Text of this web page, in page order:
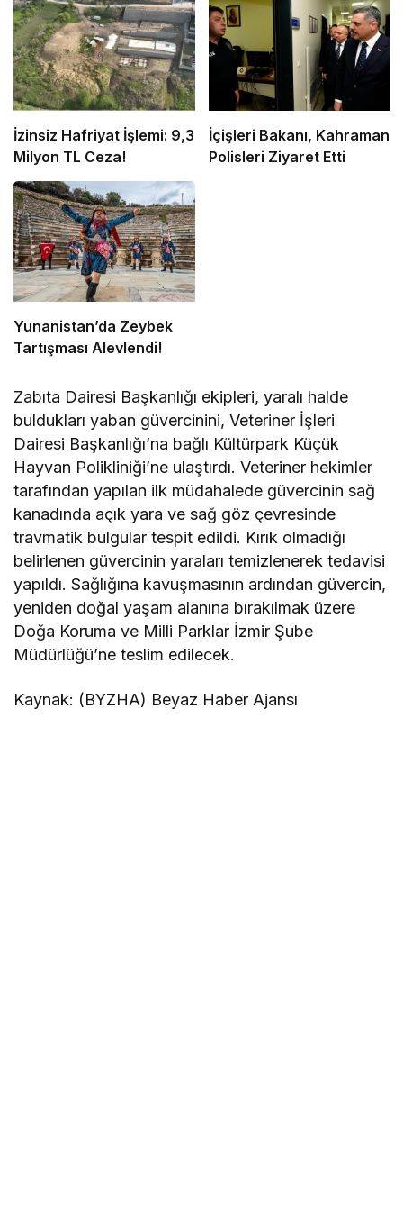
İzinsiz Hafriyat İşlemi: 9,3
Milyon TL Ceza!
İçişleri Bakanı, Kahraman
Polisleri Ziyaret Etti
Yunanistan’da Zeybek
Tartışması Alevlendi!
Zabıta Dairesi Başkanlığı ekipleri, yaralı halde
buldukları yaban güvercinini, Veteriner İşleri
Dairesi Başkanlığı’na bağlı Kültürpark Küçük
Hayvan Polikliniği’ne ulaştırdı. Veteriner hekimler
tarafından yapılan ilk müdahalede güvercinin sağ
kanadında açık yara ve sağ göz çevresinde
travmatik bulgular tespit edildi. Kırık olmadığı
belirlenen güvercinin yaraları temizlenerek tedavisi
yapıldı. Sağlığına kavuşmasının ardından güvercin,
yeniden doğal yaşam alanına bırakılmak üzere
Doğa Koruma ve Milli Parklar İzmir Şube
Müdürlüğü’ne teslim edilecek.
Kaynak: (BYZHA) Beyaz Haber Ajansı